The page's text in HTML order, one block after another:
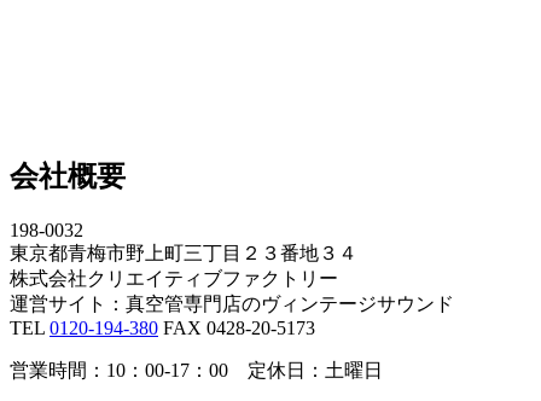
会社概要
198-0032
東京都青梅市野上町三丁目２３番地３４
株式会社クリエイティブファクトリー
運営サイト：真空管専門店のヴィンテージサウンド
TEL 0120-194-380 FAX 0428-20-5173
営業時間：10：00-17：00 定休日：土曜日